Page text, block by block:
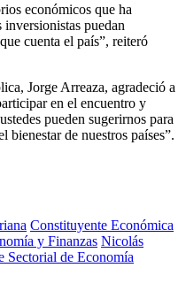
económicos que ha
puedan
cuenta el país”, reiteró
Jorge Arreaza, agradeció a
en el encuentro y
pueden sugerirnos para
bienestar de nuestros países”.
Constituyente Económica
y Finanzas Nicolás
Sectorial de Economía